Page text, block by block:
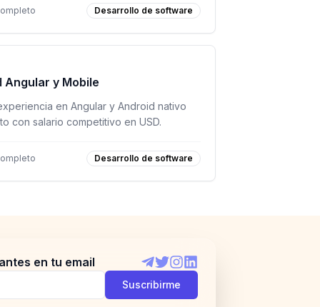
Desarrollo de software
y Mobile
en Angular y Android nativo
con salario competitivo en USD.
Desarrollo de software
en tu email
Telegram
TwitterInstagram
LinkedIn
Suscribirme